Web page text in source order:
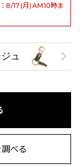
8/17(月)AM10時ま
ュ
べる